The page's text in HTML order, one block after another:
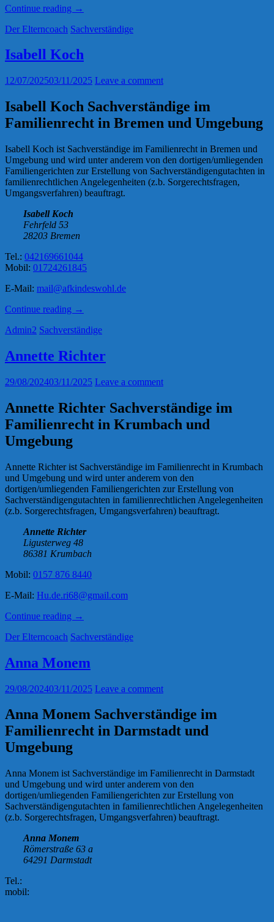
Continue reading „Rico
→
Der Elterncoach Sachverständige
Isabell Koch
12/07/202503/11/2025 Leave a comment
Isabell Koch Sachverständige im
Familienrecht in Bremen und Umgebung
Isabell Koch ist Sachverständige im Familienrecht in Bremen und
Umgebung und wird unter anderem von den dortigen/umliegenden
Familiengerichten zur Erstellung von Sachverständigengutachten in
familienrechtlichen Angelegenheiten (z.b. Sorgerechtsfragen,
Umgangsverfahren) beauftragt.
Isabell Koch
Fehrfeld 53
28203 Bremen
Tel.: 042169661044
Mobil: 01724261845
E-Mail: mail@afkindeswohl.de
Continue reading „Isabell
→
Admin2 Sachverständige
Annette Richter
29/08/202403/11/2025 Leave a comment
Annette Richter Sachverständige im
Familienrecht in Krumbach und
Umgebung
Annette Richter ist Sachverständige im Familienrecht in Krumbach
und Umgebung und wird unter anderem von den
dortigen/umliegenden Familiengerichten zur Erstellung von
Sachverständigengutachten in familienrechtlichen Angelegenheiten
(z.b. Sorgerechtsfragen, Umgangsverfahren) beauftragt.
Annette Richter
Ligusterweg 48
86381 Krumbach
Mobil: 0157 876 8440
E-Mail: Hu.de.ri68@gmail.com
Continue reading „Annette
→
Der Elterncoach Sachverständige
Anna Monem
29/08/202403/11/2025 Leave a comment
Anna Monem Sachverständige im
Familienrecht in Darmstadt und
Umgebung
Anna Monem ist Sachverständige im Familienrecht in Darmstadt
und Umgebung und wird unter anderem von den
dortigen/umliegenden Familiengerichten zur Erstellung von
Sachverständigengutachten in familienrechtlichen Angelegenheiten
(z.b. Sorgerechtsfragen, Umgangsverfahren) beauftragt.
Anna Monem
Römerstraße 63 a
64291 Darmstadt
Tel.:
mobil: